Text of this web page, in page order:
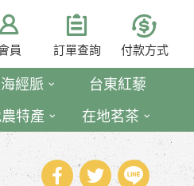
員 訂單查詢 付款方式
經脈
台東紅藜
特產 在地茗茶